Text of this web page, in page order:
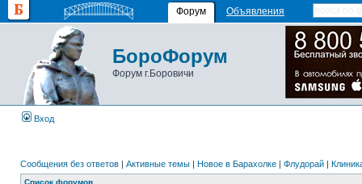
Форум Объявления
БороФорум
Форум г.Боровичи
Вход
Сообщения без ответов | Активные темы | Новое в Барахолке | Флудорай |
Список форумов